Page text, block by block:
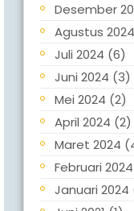
Desember
Agustus 2024
Juli 2024 (6)
Juni 2024 (3)
Mei 2024 (2)
April 2024 (2)
Maret 2024
Februari 2024
Januari 2024